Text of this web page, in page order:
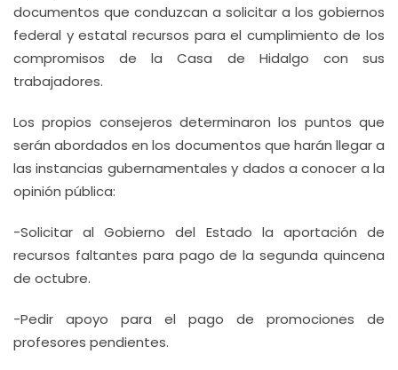
documentos que conduzcan a solicitar a los gobiernos
federal y estatal recursos para el cumplimiento de los
compromisos de la Casa de Hidalgo con sus
trabajadores.
Los propios consejeros determinaron los puntos que
serán abordados en los documentos que harán llegar a
las instancias gubernamentales y dados a conocer a la
opinión pública:
-Solicitar al Gobierno del Estado la aportación de
recursos faltantes para pago de la segunda quincena
de octubre.
-Pedir apoyo para el pago de promociones de
profesores pendientes.